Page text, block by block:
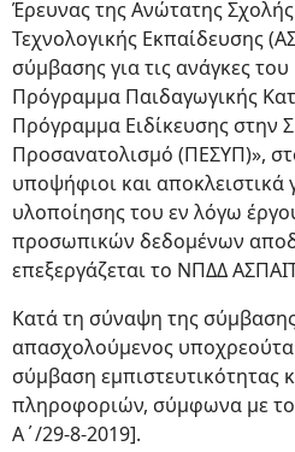
Έρευνας της Ανώτατης
Τεχνολογικής Εκπαίδευσης
σύμβασης για τις ανάγκες
Πρόγραμμα Παιδαγωγικής
Πρόγραμμα Ειδίκευσης στην
Προσανατολισμό (ΠΕΣΥΠ)»,
υποψήφιοι και αποκλειστικά
υλοποίησης του εν λόγω
προσωπικών δεδομένων
επεξεργάζεται το ΝΠΔΔ
Κατά τη σύναψη της
απασχολούμενος
σύμβαση εμπιστευτικότητας
πληροφοριών, σύμφωνα με
Α΄/29-8-2019].